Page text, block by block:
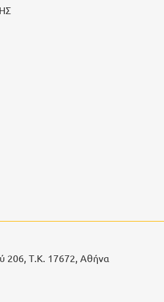
206, Τ.Κ. 17672, Αθήνα